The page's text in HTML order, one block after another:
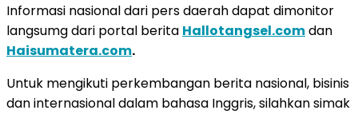
Informasi nasional dari pers daerah dapat dimonitor
langsumg dari portal berita Hallotangsel.comdan
Haisumatera.com.
Untuk mengikuti perkembangan berita nasional, bisinis
dan internasional dalam bahasa Inggris, silahkan simak